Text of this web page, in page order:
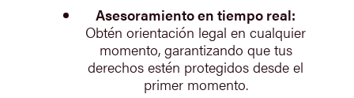
Asesoramiento en tiempo real:
Obtén orientación legal en cualquier
momento, garantizando que tus
derechos estén protegidos desde el
primer momento.